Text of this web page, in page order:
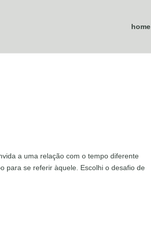
home
a uma relação com o tempo diferente
para se referir àquele. Escolhi o desafio de